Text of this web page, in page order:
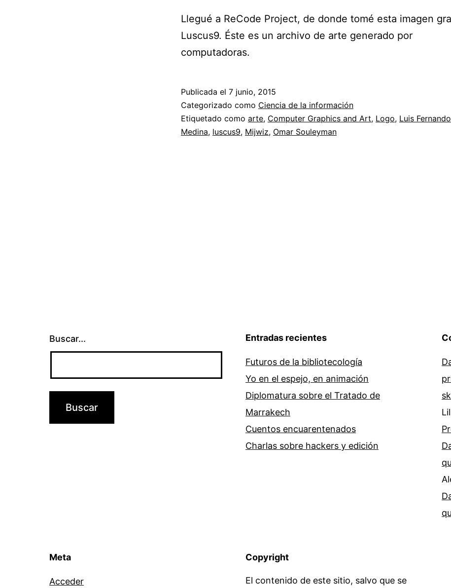
Llegué a ReCode Project, de donde tomé esta imagen
Luscus9. Éste es un archivo de arte generado por
computadoras.
Publicada el 7 junio, 2015
Categorizado como Ciencia de la información
Etiquetado como arte, Computer Graphics and Art, Logo, Luis Fernando
Medina, luscus9, Mijwiz, Omar Souleyman
Buscar... Entradas recientes
Futuros de la bibliotecología
Yo en el espejo, en animación
Diplomatura sobre el Tratado de
Marrakech
Cuentos encuarentenados
Charlas sobre hackers y edición
Meta
Acceder
Copyright
El contenido de este sitio, salvo que se